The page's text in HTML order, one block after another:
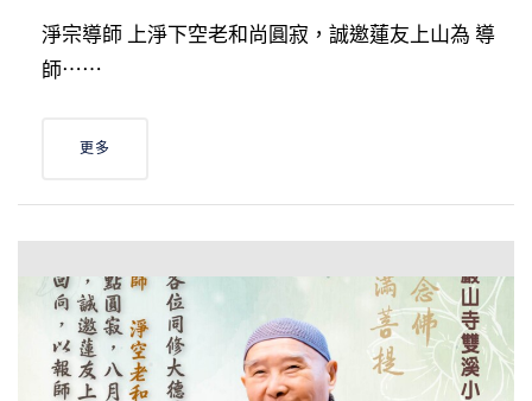
淨宗導師 上淨下空老和尚圓寂，誠邀蓮友上山為 導
師⋯⋯
更多